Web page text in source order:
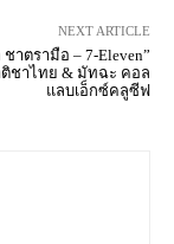
NEXT ARTICLE
าตรามือ – 7-Eleven”
ติชาไทย & มัทฉะ คอล
แลบเอ็กซ์คลูซีฟ